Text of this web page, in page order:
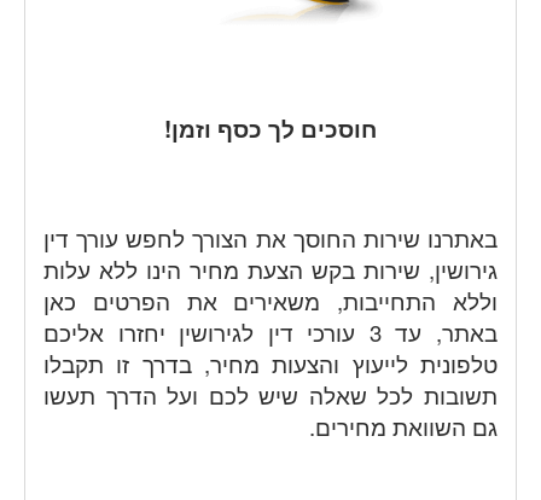
חוסכים לך כסף וזמן!
באתרנו שירות החוסך את הצורך לחפש עורך דין
גירושין, שירות בקש הצעת מחיר הינו ללא עלות
וללא התחייבות, משאירים את הפרטים כאן
באתר, עד 3 עורכי דין לגירושין יחזרו אליכם
טלפונית לייעוץ והצעות מחיר, בדרך זו תקבלו
תשובות לכל שאלה שיש לכם ועל הדרך תעשו
גם השוואת מחירים.